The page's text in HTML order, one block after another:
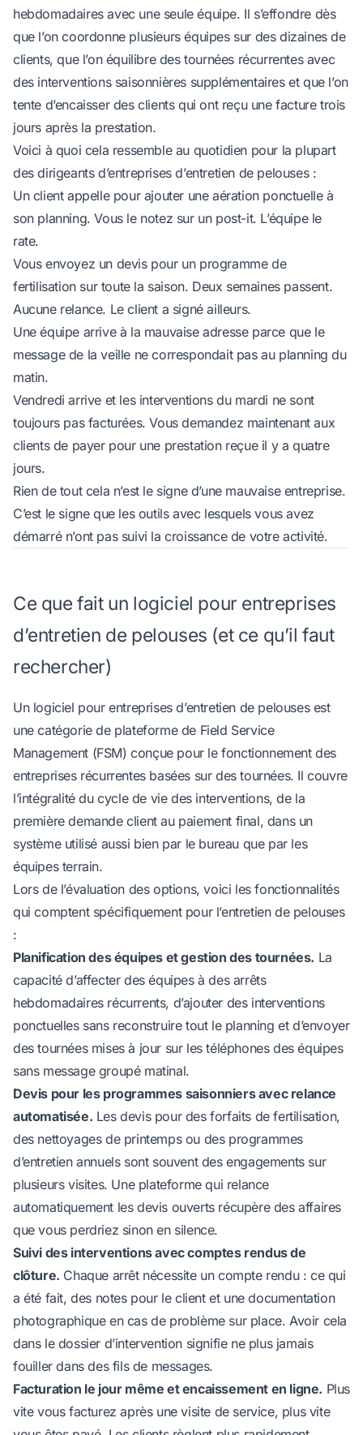
hebdomadaires avec une seule équipe. Il s’effondre dès
que l’on coordonne plusieurs équipes sur des dizaines de
clients, que l’on équilibre des tournées récurrentes avec
des interventions saisonnières supplémentaires et que l’on
tente d’encaisser des clients qui ont reçu une facture trois
jours après la prestation.
Voici à quoi cela ressemble au quotidien pour la plupart
des dirigeants d’entreprises d’entretien de pelouses :
Un client appelle pour ajouter une aération ponctuelle à
son planning. Vous le notez sur un post-it. L’équipe le
rate.
Vous envoyez un devis pour un programme de
fertilisation sur toute la saison. Deux semaines passent.
Aucune relance. Le client a signé ailleurs.
Une équipe arrive à la mauvaise adresse parce que le
message de la veille ne correspondait pas au planning du
matin.
Vendredi arrive et les interventions du mardi ne sont
toujours pas facturées. Vous demandez maintenant aux
clients de payer pour une prestation reçue il y a quatre
jours.
Rien de tout cela n’est le signe d’une mauvaise entreprise.
C’est le signe que les outils avec lesquels vous avez
démarré n’ont pas suivi la croissance de votre activité.
Ce que fait un logiciel pour entreprises
d’entretien de pelouses (et ce qu’il faut
rechercher)
Un logiciel pour entreprises d’entretien de pelouses est
une catégorie de plateforme de Field Service
Management (FSM) conçue pour le fonctionnement des
entreprises récurrentes basées sur des tournées. Il couvre
l’intégralité du cycle de vie des interventions, de la
première demande client au paiement final, dans un
système utilisé aussi bien par le bureau que par les
équipes terrain.
Lors de l’évaluation des options, voici les fonctionnalités
qui comptent spécifiquement pour l’entretien de pelouses
:
Planification des équipes et gestion des tournées. La
capacité d’affecter des équipes à des arrêts
hebdomadaires récurrents, d’ajouter des interventions
ponctuelles sans reconstruire tout le planning et d’envoyer
des tournées mises à jour sur les téléphones des équipes
sans message groupé matinal.
Devis pour les programmes saisonniers avec relance
automatisée. Les devis pour des forfaits de fertilisation,
des nettoyages de printemps ou des programmes
d’entretien annuels sont souvent des engagements sur
plusieurs visites. Une plateforme qui relance
automatiquement les devis ouverts récupère des affaires
que vous perdriez sinon en silence.
Suivi des interventions avec comptes rendus de
clôture. Chaque arrêt nécessite un compte rendu : ce qui
a été fait, des notes pour le client et une documentation
photographique en cas de problème sur place. Avoir cela
dans le dossier d’intervention signifie ne plus jamais
fouiller dans des fils de messages.
Facturation le jour même et encaissement en ligne. Plus
vite vous facturez après une visite de service, plus vite